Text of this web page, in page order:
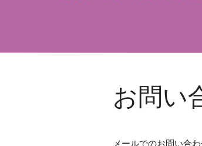
お問い
メールでのお問い合